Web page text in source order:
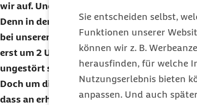
Sie entscheiden selbst,
Funktionen unserer
können wir z. B.
herausfinden, für welche
Nutzungserlebnis bieten
anpassen. Und auch
wir auf. Und hier kann dann tatsächlich die
Denn in den allermeisten Fällen ist es
bei unserem Beispiel zu bleiben: Wer, aus
erst um 2 Uhr morgens in Bett kommt,
ungestört schlafen können, damit er
Doch um diese Zeit nehmen Licht und
dass an erholsamen Schlaf häufig nicht zu